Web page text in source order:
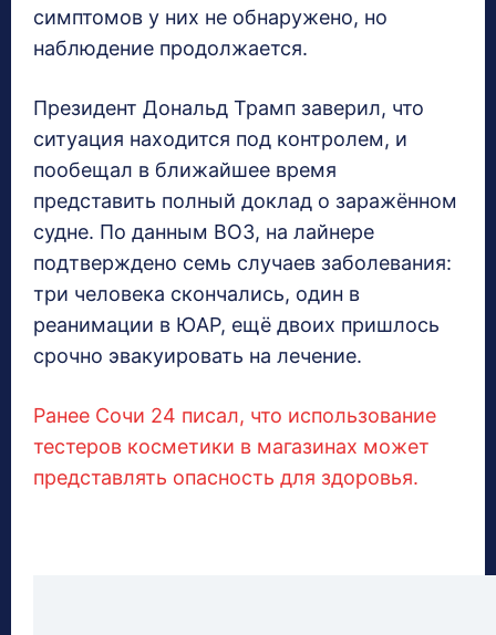
симптомов у них не обнаружено, но
наблюдение продолжается.
Президент Дональд Трамп заверил, что
ситуация находится под контролем, и
пообещал в ближайшее время
представить полный доклад о заражённом
судне. По данным ВОЗ, на лайнере
подтверждено семь случаев заболевания:
три человека скончались, один в
реанимации в ЮАР, ещё двоих пришлось
срочно эвакуировать на лечение.
Ранее Сочи 24 писал, что использование
тестеров косметики в магазинах может
представлять опасность для здоровья.